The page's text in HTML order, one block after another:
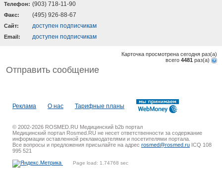
Телефон: (903) 718-11-90
Факс: (495) 926-88-67
Cайт: доступен подписчикам
Email: доступен подписчикам
Карточка просмотрена сегодня раз(a)
всего 4481 раз(a)
Отправить сообщение
Реклама О нас Тарифные планы
© 2002-2026 ROSMED.RU Медицинский b2b портал
Медицинский портал Rosmed.RU не несет ответственности за содержание
информации оставленной рекламодателями и посетителями портала.
Все вопросы и предложения присылайте на адрес rosmed@rosmed.ru ICQ 108
995 521
Page load: 1.74768 sec